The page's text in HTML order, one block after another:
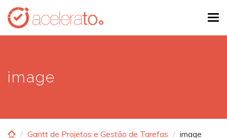
Skip
main
image
Gantt de Projetos e Gestão de Tarefas image